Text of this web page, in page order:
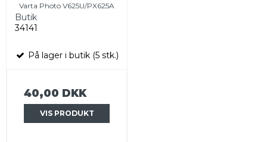
Varta Photo V625U/PX625A
Butik
34141
På lager i butik (5 stk.)
40,00 DKK
VIS PRODUKT